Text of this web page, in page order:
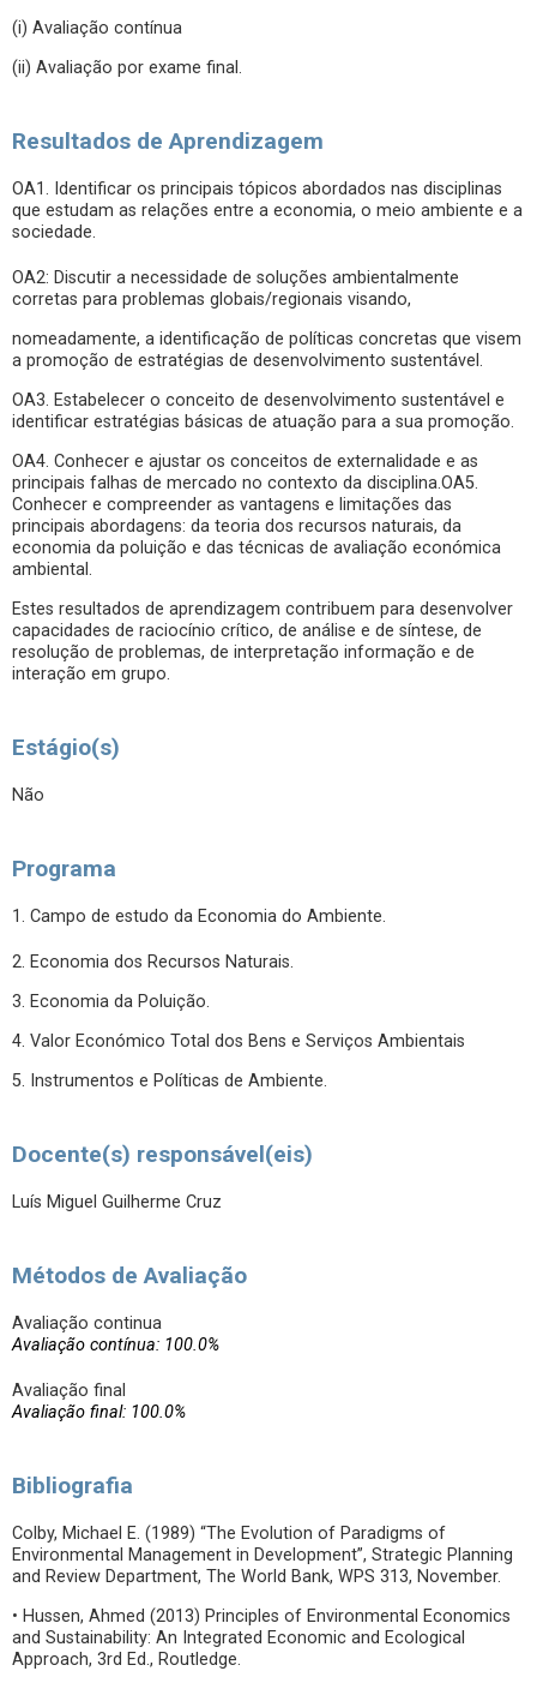
(i) Avaliação contínua
(ii) Avaliação por exame final.
Resultados de Aprendizagem
OA1. Identificar os principais tópicos abordados nas disciplinas
que estudam as relações entre a economia, o meio ambiente e a
sociedade.
OA2: Discutir a necessidade de soluções ambientalmente
corretas para problemas globais/regionais visando,
nomeadamente, a identificação de políticas concretas que visem
a promoção de estratégias de desenvolvimento sustentável.
OA3. Estabelecer o conceito de desenvolvimento sustentável e
identificar estratégias básicas de atuação para a sua promoção.
OA4. Conhecer e ajustar os conceitos de externalidade e as
principais falhas de mercado no contexto da disciplina.OA5.
Conhecer e compreender as vantagens e limitações das
principais abordagens: da teoria dos recursos naturais, da
economia da poluição e das técnicas de avaliação económica
ambiental.
Estes resultados de aprendizagem contribuem para desenvolver
capacidades de raciocínio crítico, de análise e de síntese, de
resolução de problemas, de interpretação informação e de
interação em grupo.
Estágio(s)
Não
Programa
1. Campo de estudo da Economia do Ambiente.
2. Economia dos Recursos Naturais.
3. Economia da Poluição.
4. Valor Económico Total dos Bens e Serviços Ambientais
5. Instrumentos e Políticas de Ambiente.
Docente(s) responsável(eis)
Luís Miguel Guilherme Cruz
Métodos de Avaliação
Avaliação continua
Avaliação contínua: 100.0%
Avaliação final
Avaliação final: 100.0%
Bibliografia
Colby, Michael E. (1989) “The Evolution of Paradigms of
Environmental Management in Development”, Strategic Planning
and Review Department, The World Bank, WPS 313, November.
• Hussen, Ahmed (2013) Principles of Environmental Economics
and Sustainability: An Integrated Economic and Ecological
Approach, 3rd Ed., Routledge.